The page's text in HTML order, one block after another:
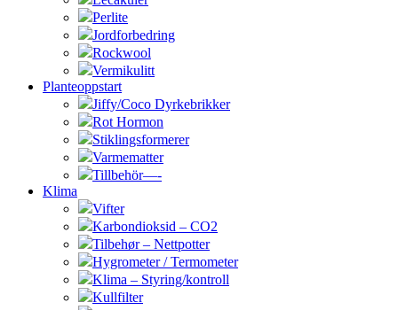
Perlite
Jordforbedring
Rockwool
Vermikulitt
Planteoppstart
Jiffy/Coco Dyrkebrikker
Rot Hormon
Stiklingsformerer
Varmematter
Tillbehör—-
Klima
Vifter
Karbondioksid – CO2
Tilbehør – Nettpotter
Hygrometer / Termometer
Klima – Styring/kontroll
Kullfilter